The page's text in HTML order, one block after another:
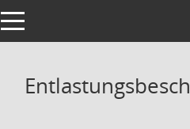
Toggle navigation